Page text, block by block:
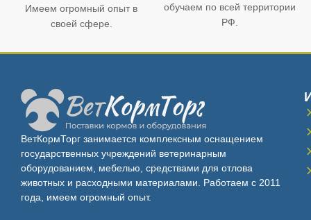
Имеем огромный опыт в
своей сфере.
обучаем по всей территории
РФ.
ВетКормТорг занимается комплексным оснащением
государственных учреждений ветеринарным
оборудованием, мебелью, средствами для отлова
животных и расходными материалами. Работаем с 2011
года, имеем огромный опыт.